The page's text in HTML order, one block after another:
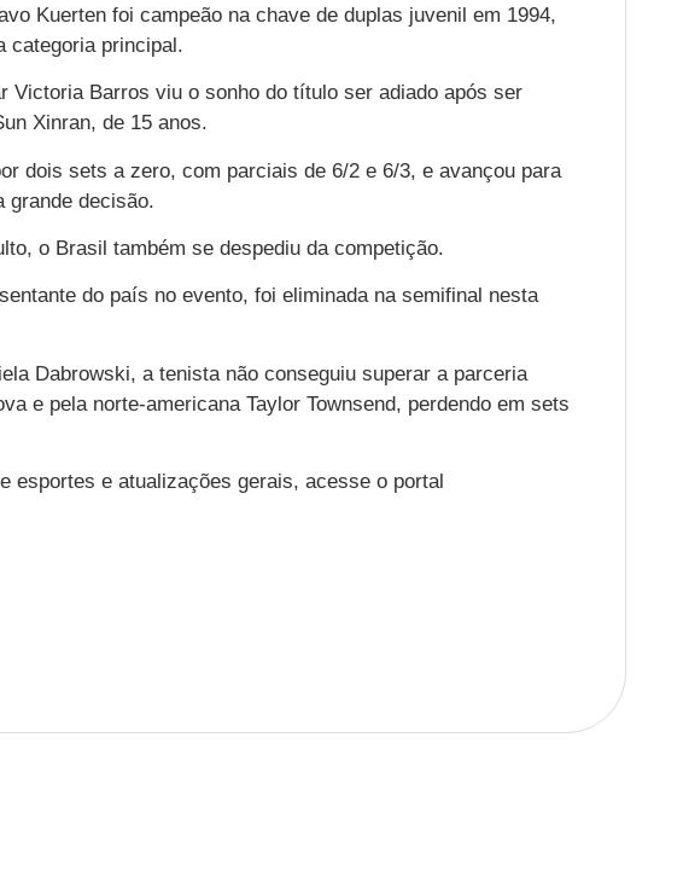
Kuerten foi campeão na chave de duplas juvenil em 1994,
categoria principal.
Victoria Barros viu o sonho do título ser adiado após ser
Xinran, de 15 anos.
dois sets a zero, com parciais de 6/2 e 6/3, e avançou para
grande decisão.
o Brasil também se despediu da competição.
do país no evento, foi eliminada na semifinal nesta
Dabrowski, a tenista não conseguiu superar a parceria
e pela norte-americana Taylor Townsend, perdendo em sets
esportes e atualizações gerais, acesse o portal